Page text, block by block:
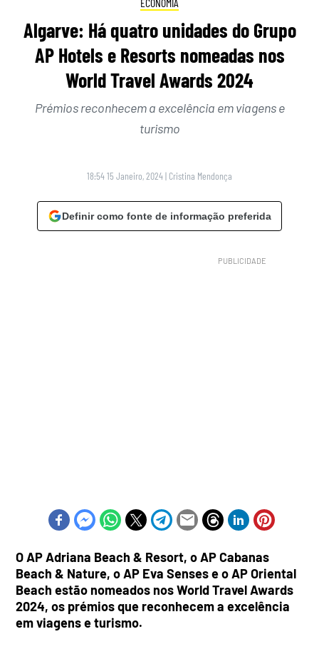
Algarve: Há quatro unidades do Grupo
AP Hotels e Resorts nomeadas nos
World Travel Awards 2024
Prémios reconhecem a excelência em viagens e
turismo
18:54 15 Janeiro, 2024| Cristina Mendonça
Definir como fonte de informação preferida
O AP Adriana Beach & Resort, o AP Cabanas
Beach & Nature, o AP Eva Senses e o AP Oriental
Beach estão nomeados nos World Travel Awards
2024, os prémios que reconhecem a excelência
em viagens e turismo.